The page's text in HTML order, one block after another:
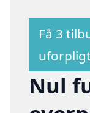
Få 3
Nul